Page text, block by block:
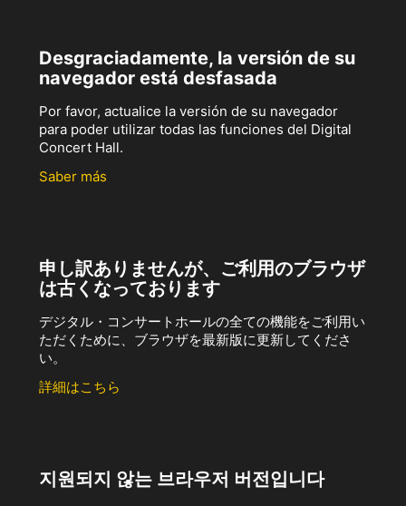
Desgraciadamente, la versión de su
navegador está desfasada
Por favor, actualice la versión de su navegador
para poder utilizar todas las funciones del Digital
Concert Hall.
Saber más
申し訳ありませんが、ご利用のブラウザ
は古くなっております
デジタル・コンサートホールの全ての機能をご利用い
ただくために、ブラウザを最新版に更新してくださ
い。
詳細はこちら
지원되지 않는 브라우저 버전입니다